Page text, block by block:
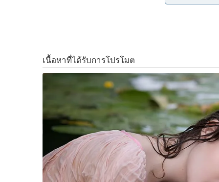
Organization : WHO) เรียกอาการที่เกิดขึ้นนี้ว่า
เชื้อโควิด 19 ระยะยาว ซึ่งสามารถพบภาวะนี้ได้
เดือนแรก พบได้ร้อยละ 30-50 ของผู้ป่วยโรคโควิ
ทางด้านนายแพทย์จักรรัฐ พิทยาวงศ์อานนท์ผู้อำ
ของ“ภาวะลองโควิด” แสดงออกได้ทั้งทางร่างกา
ลักษณะตายตัว เช่น ไอ มีไข้ ปวดศีรษะ การรับรู้
ปวดข้อหรือกล้ามเนื้อ ท้องเสีย เกิดจากการที่ภูมิคุ้